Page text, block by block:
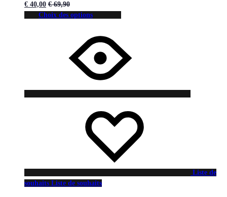
€ 40,00 €69,90
Choix des options
Liste de
souhaits Liste de souhaits